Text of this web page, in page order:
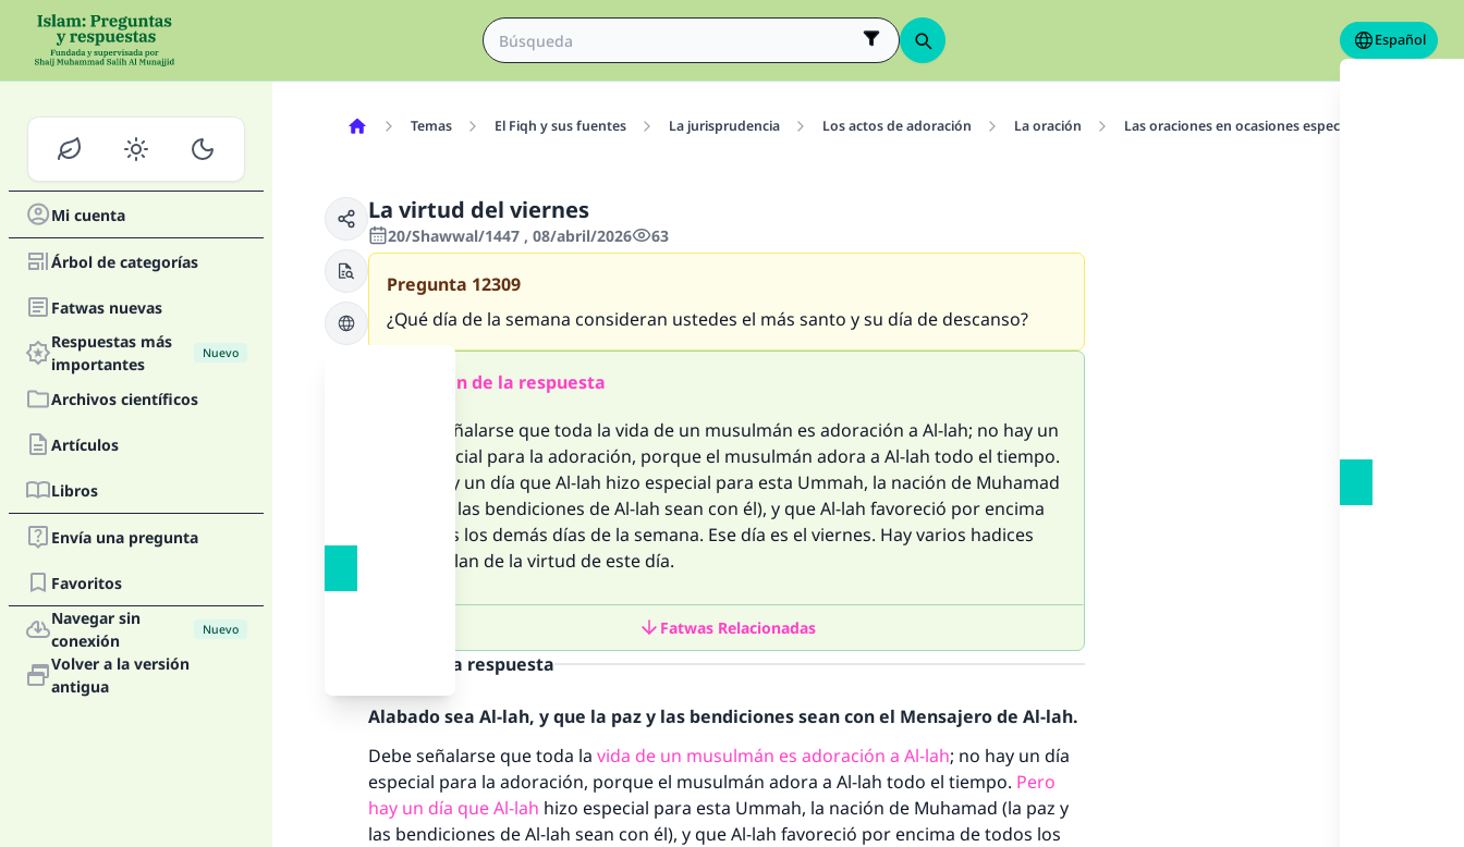
Español
Mi cuenta
Árbol de categorías
Fatwas nuevas
Respuestas más
importantes
Nuevo
Archivos científicos
Artículos
Libros
Envía una pregunta
Favoritos
Navegar sin
conexión
Nuevo
Volver a la versión
antigua
Temas El Fiqh y sus fuentes La jurisprudencia Los actos de adoración La oración Las oraciones en ocasiones especiales
La virtud del viernes
20/Shawwal/1447 , 08/abril/2026 63
Pregunta 12309
¿Qué día de la semana consideran ustedes el más santo y su día de descanso?
Resumen de la respuesta
Debe señalarse que toda la vida de un musulmán es adoración a Al-lah; no hay un
día especial para la adoración, porque el musulmán adora a Al-lah todo el tiempo.
Pero hay un día que Al-lah hizo especial para esta Ummah, la nación de Muhamad
(la paz y las bendiciones de Al-lah sean con él), y que Al-lah favoreció por encima
de todos los demás días de la semana. Ese día es el viernes. Hay varios hadices
que hablan de la virtud de este día.
Fatwas Relacionadas
Texto de la respuesta
Alabado sea Al-lah, y que la paz y las bendiciones sean con el Mensajero de Al-lah.
Debe señalarse que toda la vida de un musulmán es adoración a Al-lah; no hay un día
especial para la adoración, porque el musulmán adora a Al-lah todo el tiempo. Pero
hay un día que Al-lah hizo especial para esta Ummah, la nación de Muhamad (la paz y
las bendiciones de Al-lah sean con él), y que Al-lah favoreció por encima de todos los